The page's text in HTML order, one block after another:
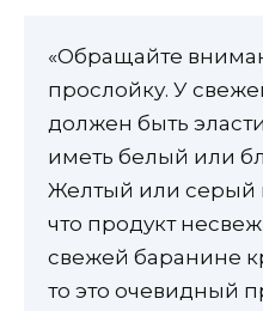
«Обращайте
прослойку. У
должен быть
иметь белый или
Желтый или серый
что продукт
свежей баранине
то это очевидный